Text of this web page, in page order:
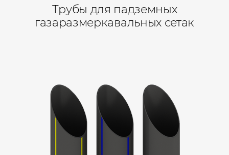
Трубы для падземных
газаразмеркавальных сетак